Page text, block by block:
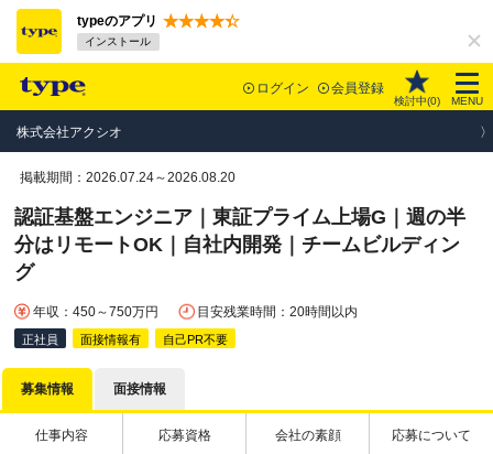
typeのアプリ
インストール
ログイン 会員登録
検討中(0) MENU
株式会社アクシオ
掲載期間：2026.07.24～2026.08.20
認証基盤エンジニア｜東証プライム上場G｜週の半
分はリモートOK｜自社内開発｜チームビルディン
グ
年収：450～750万円 目安残業時間：20時間以内
正社員 面接情報有 自己PR不要
募集情報 面接情報
仕事内容 応募資格 会社の素顔 応募について